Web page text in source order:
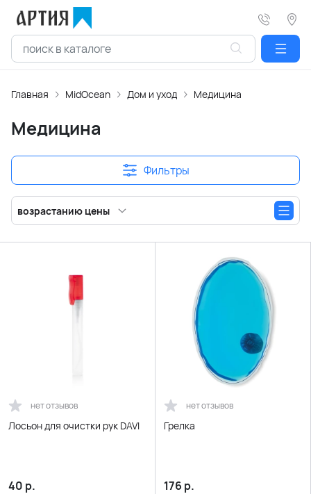
Главная MidOcean Дом и уход Медицина
Медицина
Фильтры
возрастанию цены
нет отзывов
Лосьон для очистки рук DAVI
40 р.
нет отзывов
Грелка
176 р.